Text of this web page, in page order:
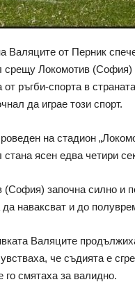
Валяците от Перник
срещу Локомотив (София)
от ръгби-спорта в
да играе този спорт.
на стадион
стана ясен едва четири
(София) започна силно и
да наваксват и до
Валяците
че съдията е
го смятаха за валидно.